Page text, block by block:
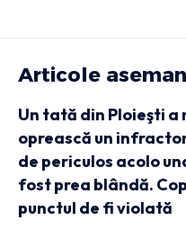
Articole
Un tată din Ploieşti a
oprească un
de periculos acolo
fost prea blândă.
punctul de fi violată